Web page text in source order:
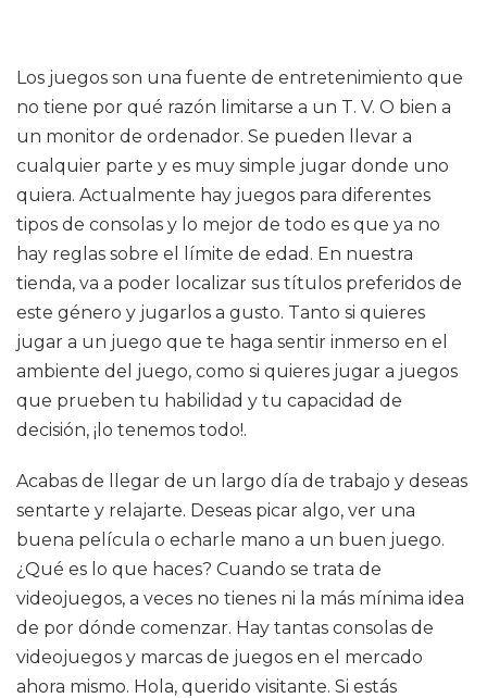
Los juegos son una fuente de entretenimiento que
no tiene por qué razón limitarse a un T. V. O bien a
un monitor de ordenador. Se pueden llevar a
cualquier parte y es muy simple jugar donde uno
quiera. Actualmente hay juegos para diferentes
tipos de consolas y lo mejor de todo es que ya no
hay reglas sobre el límite de edad. En nuestra
tienda, va a poder localizar sus títulos preferidos de
este género y jugarlos a gusto. Tanto si quieres
jugar a un juego que te haga sentir inmerso en el
ambiente del juego, como si quieres jugar a juegos
que prueben tu habilidad y tu capacidad de
decisión, ¡lo tenemos todo!.
Acabas de llegar de un largo día de trabajo y deseas
sentarte y relajarte. Deseas picar algo, ver una
buena película o echarle mano a un buen juego.
¿Qué es lo que haces? Cuando se trata de
videojuegos, a veces no tienes ni la más mínima idea
de por dónde comenzar. Hay tantas consolas de
videojuegos y marcas de juegos en el mercado
ahora mismo. Hola, querido visitante. Si estás